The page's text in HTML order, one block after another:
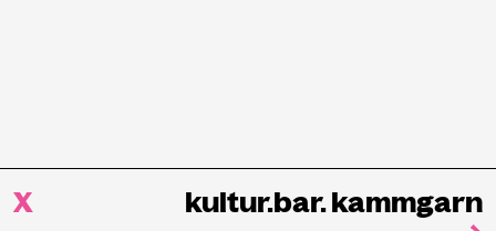
X
kultur.bar. kammgarn